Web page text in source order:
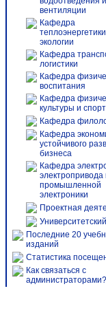
вентиляции
Кафедра
экологии
Кафедра
логистики
Кафедра
воспитания
Кафедра
культуры и
Кафедра
Кафедра
устойчивого
бизнеса
Кафедра
электропривода
промышленной
электроники
Проектная
Последние 20
изданий
Статистика
Как связаться с
администраторами?